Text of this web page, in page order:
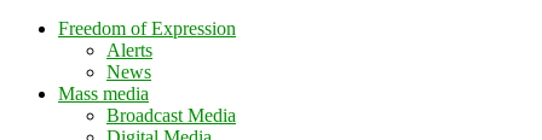
Freedom of Expression
Alerts
News
Mass media
Broadcast Media